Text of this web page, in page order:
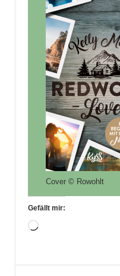
Cover © Rowohlt
Gefällt mir:
Wird